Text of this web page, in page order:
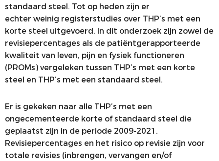
standaard steel. Tot op heden zijn er
echter weinig registerstudies over THP’s met een
korte steel uitgevoerd. In dit onderzoek zijn zowel de
revisiepercentages als de patiëntgerapporteerde
kwaliteit van leven, pijn en fysiek functioneren
(PROMs) vergeleken tussen THP’s met een korte
steel en THP’s met een standaard steel.
Er is gekeken naar alle THP’s met een
ongecementeerde korte of standaard steel die
geplaatst zijn in de periode 2009-2021.
Revisiepercentages en het risico op revisie zijn voor
totale revisies (inbrengen, vervangen en/of